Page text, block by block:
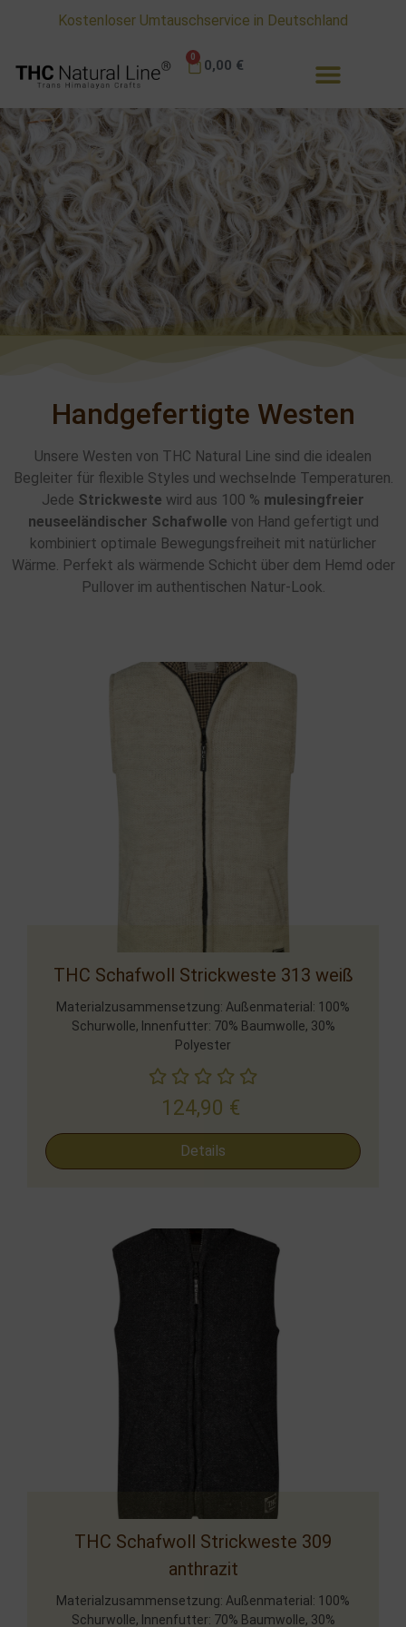
Kostenloser Umtauschservice in Deutschland
0,00 €
0
THC Natural Line ® Produkte
- Arm- & Beinstulpen - Schuhe
Handgefertigte Westen
Unsere Westen von THC Natural Line sind die idealen
Begleiter für flexible Styles und wechselnde Temperaturen.
Jede Strickweste wird aus 100 % mulesingfreier
neuseeländischer Schafwolle von Hand gefertigt und
kombiniert optimale Bewegungsfreiheit mit natürlicher
Wärme. Perfekt als wärmende Schicht über dem Hemd oder
Pullover im authentischen Natur-Look.
THC Schafwoll Strickweste 313 weiß
Materialzusammensetzung: Außenmaterial: 100%
Schurwolle, Innenfutter: 70% Baumwolle, 30%
Polyester
124,90 €
Details
THC Schafwoll Strickweste 309
anthrazit
Materialzusammensetzung: Außenmaterial: 100%
Schurwolle, Innenfutter: 70% Baumwolle, 30%